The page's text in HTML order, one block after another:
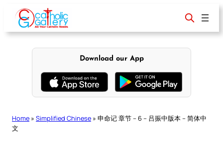
content
Download our App
Home » Simplified Chinese » 申命记 章节 – 6 – 吕振中版本 – 简体中
文